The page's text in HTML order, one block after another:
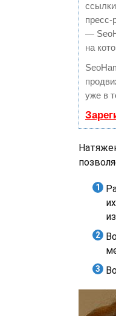
пресс-
—
на
уже в